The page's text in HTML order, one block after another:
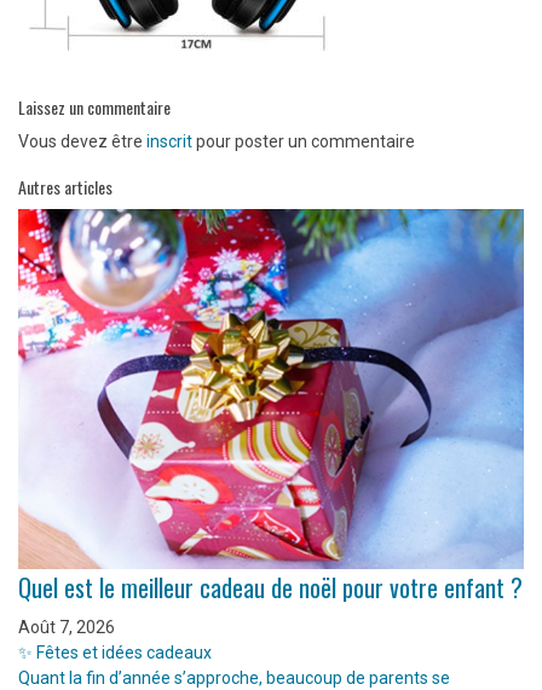
Laissez un commentaire
Vous devez être inscritpour poster un commentaire
Autres articles
Quel est le meilleur cadeau de noël pour votre enfant ?
Août 7, 2026
✨ Fêtes et idées cadeaux
Quant la fin d’année s’approche, beaucoup de parents se